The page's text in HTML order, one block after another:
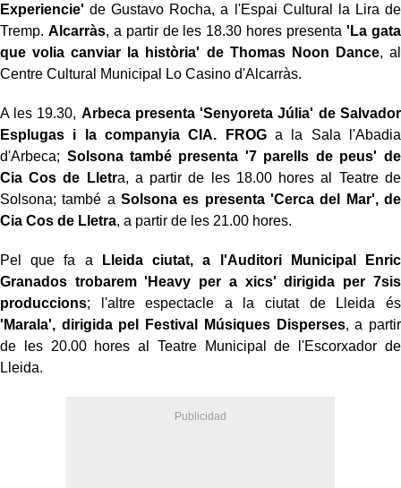
Experiencie' de Gustavo Rocha, a l'Espai Cultural la Lira de
Tremp. Alcarràs, a partir de les 18.30 hores presenta'La gata
que volia canviar la història' de Thomas Noon Dance, al
Centre Cultural Municipal Lo Casino d'Alcarràs.
A les 19.30, Arbeca presenta 'Senyoreta Júlia' de Salvador
Esplugas i la companyia CIA. FROGa la Sala l'Abadia
d'Arbeca; Solsona també presenta '7 parells de peus' de
Cia Cos de Lletra, a partir de les 18.00 hores al Teatre de
Solsona; també a Solsona es presenta 'Cerca del Mar', de
Cia Cos de Lletra, a partir de les 21.00 hores.
Pel que fa a Lleida ciutat, a l'Auditori Municipal Enric
Granados trobarem 'Heavy per a xics' dirigida per 7sis
produccions; l'altre espectacle a la ciutat de Lleida és
'Marala', dirigida pel Festival Músiques Disperses, a partir
de les 20.00 hores al Teatre Municipal de l'Escorxador de
Lleida.